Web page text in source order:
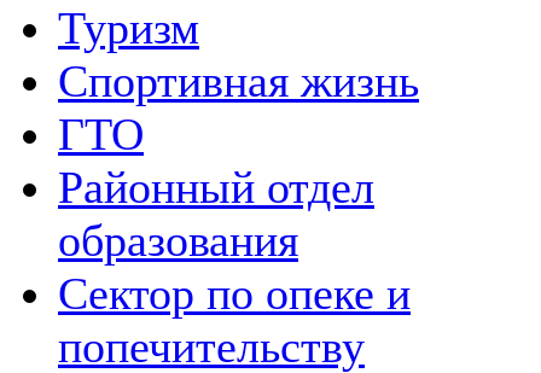
Туризм
Спортивная жизнь
ГТО
Районный отдел
образования
Сектор по опеке и
попечительству